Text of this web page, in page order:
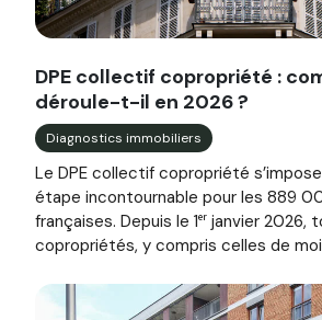
Image illustrant l'article "DPE
DPE collectif copropriété :
déroule-t-il en 2026 ?
Diagnostics immobiliers
Le DPE collectif copropriété
étape incontournable pour les 889
françaises. Depuis le 1ᵉʳ janvier 2026,
copropriétés, y compris celles de